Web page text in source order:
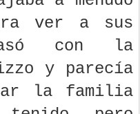
a menudo
ver a sus
con la
y parecía
la familia